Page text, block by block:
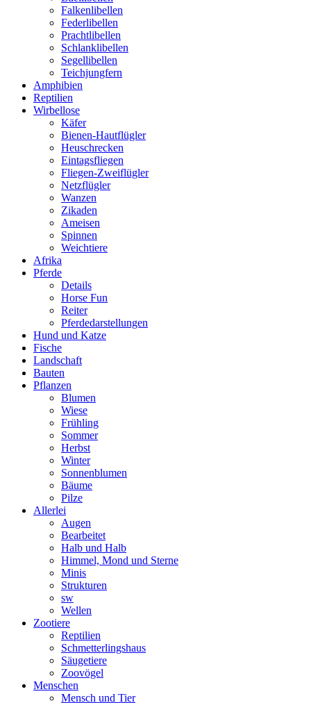
Falkenlibellen
Federlibellen
Prachtlibellen
Schlanklibellen
Segellibellen
Teichjungfern
Amphibien
Reptilien
Wirbellose
Käfer
Bienen-Hautflügler
Heuschrecken
Eintagsfliegen
Fliegen-Zweiflügler
Netzflügler
Wanzen
Zikaden
Ameisen
Spinnen
Weichtiere
Afrika
Pferde
Details
Horse Fun
Reiter
Pferdedarstellungen
Hund und Katze
Fische
Landschaft
Bauten
Pflanzen
Blumen
Wiese
Frühling
Sommer
Herbst
Winter
Sonnenblumen
Bäume
Pilze
Allerlei
Augen
Bearbeitet
Halb und Halb
Himmel, Mond und Sterne
Minis
Strukturen
sw
Wellen
Zootiere
Reptilien
Schmetterlingshaus
Säugetiere
Zoovögel
Menschen
Mensch und Tier